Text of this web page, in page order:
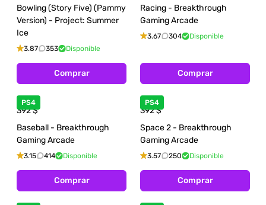
Bowling (Story Five) (Pammy
Version) - Project: Summer
Ice
3.87 353 Disponible
Comprar
Racing - Breakthrough
Gaming Arcade
3.67 304 Disponible
Comprar
PS4
392$
Baseball - Breakthrough
Gaming Arcade
3.15 414 Disponible
Comprar
PS4
392$
Space 2 - Breakthrough
Gaming Arcade
3.57 250 Disponible
Comprar